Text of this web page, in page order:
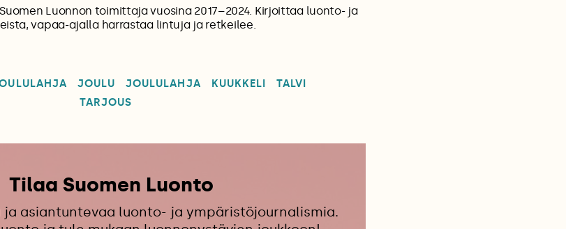
Luonnon toimittaja vuosina 2017–2024. Kirjoittaa luonto- ja
vapaa-ajalla harrastaa lintuja ja retkeilee.
JOULU JOULULAHJA KUUKKELI
TALVI
TARJOUS
Tilaa Suomen Luonto
ja asiantuntevaa luonto- ja ympäristöjournalismia.